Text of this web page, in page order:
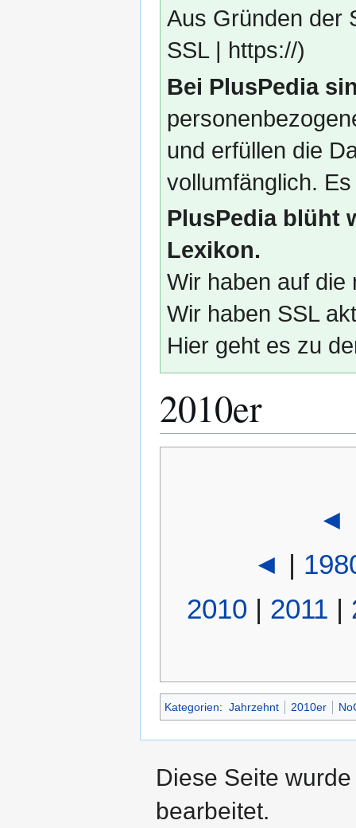
Aus Gründen der
SSL | https://)
Bei PlusPedia
und erfüllen die
vollumfänglich.
PlusPedia blüht
Lexikon.
Wir haben auf die
Wir haben SSL
Hier geht es zu
2010er
◄
◄ |
2010 | 2011 |
Kategorien: Jahrzehnt 2010er
Diese Seite
bearbeitet.